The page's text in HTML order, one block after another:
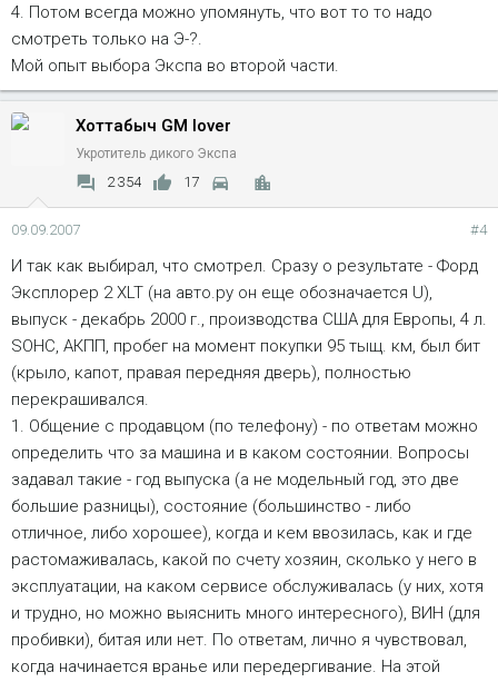
4. Потом всегда можно упомянуть, что вот то то надо
смотреть только на Э-?.
Мой опыт выбора Экспа во второй части.
Хоттабыч GM lover
Укротитель дикого Экспа
2 354 17
09.09.2007 #4
И так как выбирал, что смотрел. Сразу о результате - Форд
Эксплорер 2 XLT (на авто.ру он еще обозначается U),
выпуск - декабрь 2000 г., производства США для Европы, 4 л.
SOHC, АКПП, пробег на момент покупки 95 тыщ. км, был бит
(крыло, капот, правая передняя дверь), полностью
перекрашивался.
1. Общение с продавцом (по телефону) - по ответам можно
определить что за машина и в каком состоянии. Вопросы
задавал такие - год выпуска (а не модельный год, это две
большие разницы), состояние (большинство - либо
отличное, либо хорошее), когда и кем ввозилась, как и где
растомаживалась, какой по счету хозяин, сколько у него в
эксплуатации, на каком сервисе обслуживалась (у них, хотя
и трудно, но можно выяснить много интересного), ВИН (для
пробивки), битая или нет. По ответам, лично я чувствовал,
когда начинается вранье или передергивание. На этой